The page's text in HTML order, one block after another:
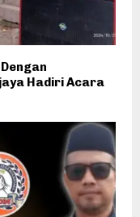
Hadiri Acara